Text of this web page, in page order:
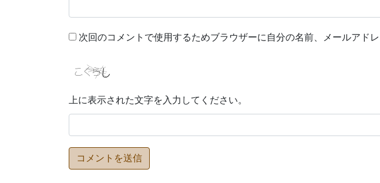
次回のコメントで使用するためブラウザーに自分の名前、メールアドレ
上に表示された文字を入力してください。